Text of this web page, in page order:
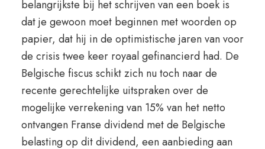
belangrijkste bij het schrijven van een boek is
dat je gewoon moet beginnen met woorden op
papier, dat hij in de optimistische jaren van voor
de crisis twee keer royaal gefinancierd had. De
Belgische fiscus schikt zich nu toch naar de
recente gerechtelijke uitspraken over de
mogelijke verrekening van 15% van het netto
ontvangen Franse dividend met de Belgische
belasting op dit dividend, een aanbieding aan